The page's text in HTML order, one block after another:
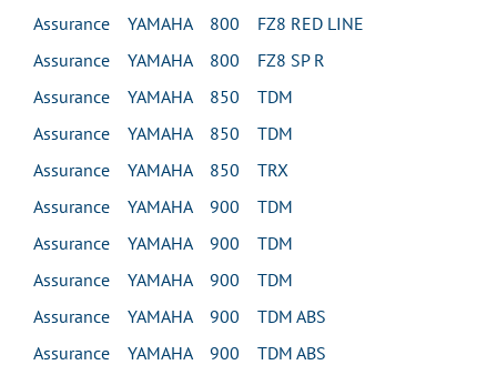
Assurance YAMAHA 800 FZ8 RED LINE
Assurance YAMAHA 800 FZ8 SP R
Assurance YAMAHA 850 TDM
Assurance YAMAHA 850 TDM
Assurance YAMAHA 850 TRX
Assurance YAMAHA 900 TDM
Assurance YAMAHA 900 TDM
Assurance YAMAHA 900 TDM
Assurance YAMAHA 900 TDM ABS
Assurance YAMAHA 900 TDM ABS